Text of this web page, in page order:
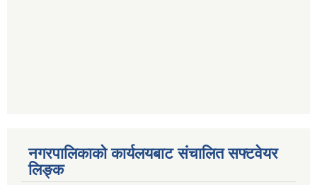
नगरपालिकाको कार्यलयबाट संचालित सफ्टवेयर
लिङ्क